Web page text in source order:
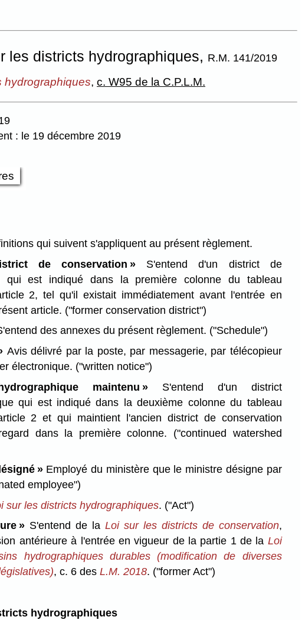
les districts hydrographiques, R.M. 141/2019
hydrographiques, c. W95 de la C.P.L.M.
: le 19 décembre 2019
qui suivent s'appliquent au présent règlement.
de conservation » S'entend d'un district de
qui est indiqué dans la première colonne du tableau
2, tel qu'il existait immédiatement avant l'entrée en
article. ("former conservation district")
des annexes du présent règlement. ("Schedule")
Avis délivré par la poste, par messagerie, par télécopieur
électronique. ("written notice")
maintenu » S'entend d'un district
qui est indiqué dans la deuxième colonne du tableau
2 et qui maintient l'ancien district de conservation
dans la première colonne. ("continued watershed
»Employé du ministère que le ministre désigne par
employee")
sur les districts hydrographiques. ("Act")
»S'entend de la Loi sur les districts de conservation,
antérieure à l'entrée en vigueur de la partie 1 de la Loi
hydrographiques durables (modification de diverses
, c. 6 des L.M. 2018. ("former Act")
hydrographiques